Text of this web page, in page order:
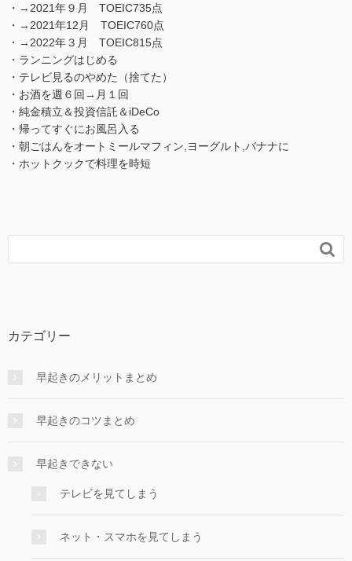
・→2021年９月 TOEIC735点
・→2021年12月 TOEIC760点
・→2022年３月 TOEIC815点
・ランニングはじめる
・テレビ見るのやめた（捨てた）
・お酒を週６回→月１回
・純金積立＆投資信託＆iDeCo
・帰ってすぐにお風呂入る
・朝ごはんをオートミールマフィン,ヨーグルト,バナナに
・ホットクックで料理を時短

カテゴリー
早起きのメリットまとめ
早起きのコツまとめ
早起きできない
テレビを見てしまう
ネット・スマホを見てしまう